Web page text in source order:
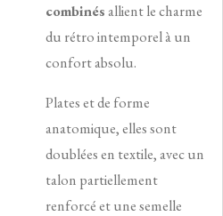
combinésallient le charme
du rétro intemporel à un
confort absolu.
Plates et de forme
anatomique, elles sont
doublées en textile, avec un
talon partiellement
renforcé et une semelle